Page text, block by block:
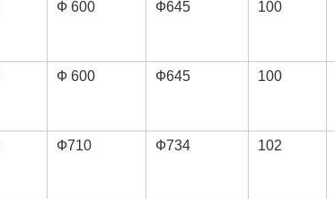
Ф 600 Ф645 100
Ф 600 Ф645 100
Ф710 Ф734 102